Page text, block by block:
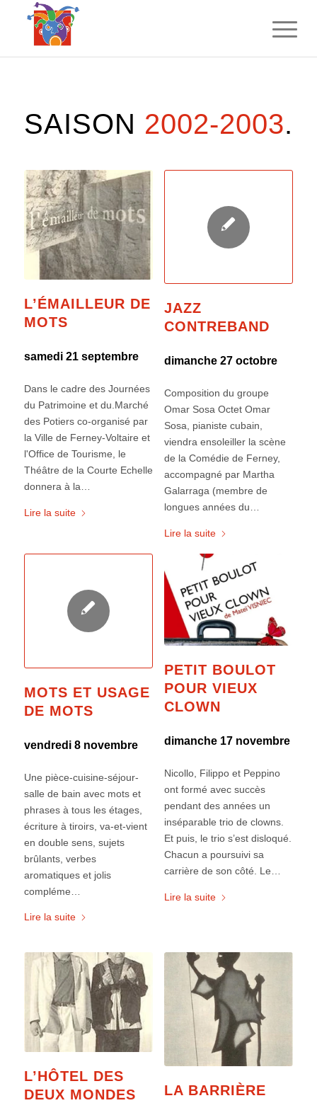
SAISON 2002-2003.
L’ÉMAILLEUR DE
MOTS
samedi 21 septembre
Dans le cadre des Journées
du Patrimoine et du.Marché
des Potiers co-organisé par
la Ville de Ferney-Voltaire et
l'Office de Tourisme, le
Théâtre de la Courte Echelle
donnera à la…
Lire la suite
JAZZ
CONTREBAND
dimanche 27 octobre
Composition du groupe
Omar Sosa Octet Omar
Sosa, pianiste cubain,
viendra ensoleiller la scène
de la Comédie de Ferney,
accompagné par Martha
Galarraga (membre de
longues années du…
Lire la suite
MOTS ET USAGE
DE MOTS
vendredi 8 novembre
Une pièce-cuisine-séjour-
salle de bain avec mots et
phrases à tous les étages,
écriture à tiroirs, va-et-vient
en double sens, sujets
brûlants, verbes
aromatiques et jolis
compléme…
Lire la suite
PETIT BOULOT
POUR VIEUX
CLOWN
dimanche 17 novembre
Nicollo, Filippo et Peppino
ont formé avec succès
pendant des années un
inséparable trio de clowns.
Et puis, le trio s’est disloqué.
Chacun a poursuivi sa
carrière de son côté. Le…
Lire la suite
L’HÔTEL DES
DEUX MONDES
LA BARRIÈRE